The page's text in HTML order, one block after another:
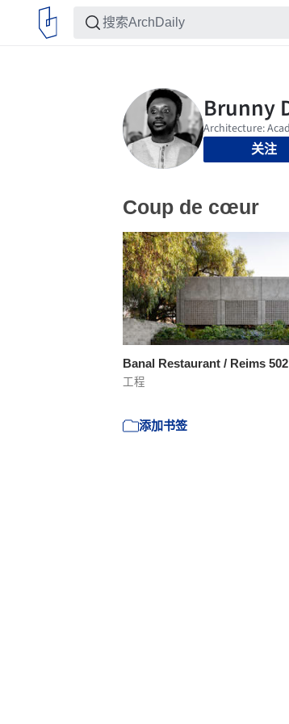
关注
Coup de cœur
Banal Restaurant / Reims 502
工程
添加书签